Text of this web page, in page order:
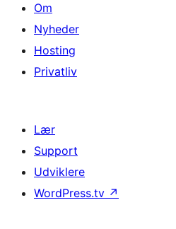
Om
Nyheder
Hosting
Privatliv
Lær
Support
Udviklere
WordPress.tv ↗